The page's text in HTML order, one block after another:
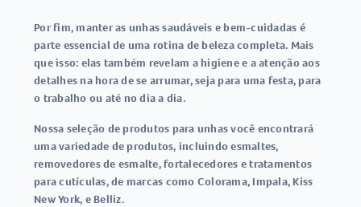
Por fim, manter as unhas saudáveis e bem-cuidadas é
parte essencial de uma rotina de beleza completa. Mais
que isso: elas também revelam a higiene e a atenção aos
detalhes na hora de se arrumar, seja para uma festa, para
o trabalho ou até no dia a dia.
Nossa seleção de produtos para unhas você encontrará
uma variedade de produtos, incluindo esmaltes,
removedores de esmalte, fortalecedores e tratamentos
para cutículas, de marcas como Colorama, Impala, Kiss
New York, e Belliz.